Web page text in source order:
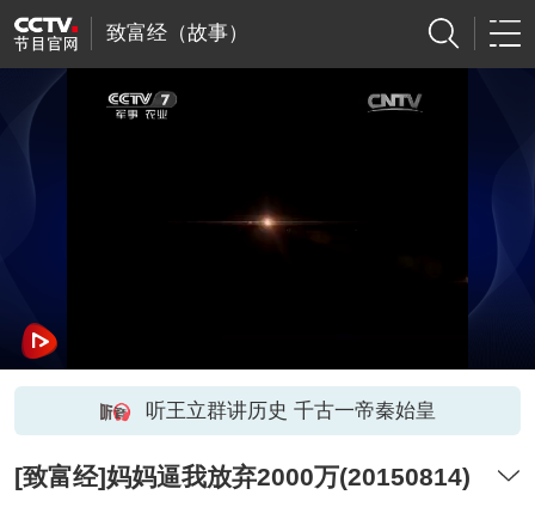
致富经（故事）
听王立群讲历史 千古一帝秦始皇
[致富经]妈妈逼我放弃2000万(20150814)